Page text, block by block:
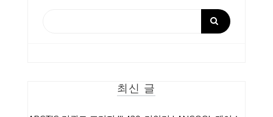
최신 글